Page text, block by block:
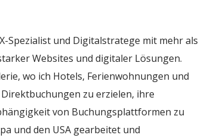
Spezialist und Digitalstratege mit mehr als
Websites und digitaler Lösungen.
wo ich Hotels, Ferienwohnungen und
zu erzielen, ihre
von Buchungsplattformen zu
und den USA gearbeitet und